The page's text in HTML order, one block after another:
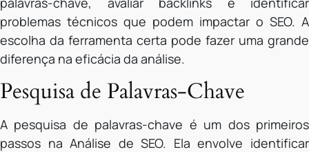
problemas técnicos que podem impactar o SEO. A
escolha da ferramenta certa pode fazer uma grande
diferença na eficácia da análise.
Pesquisa de Palavras-Chave
A pesquisa de palavras-chave é um dos primeiros
passos na Análise de SEO. Ela envolve identificar